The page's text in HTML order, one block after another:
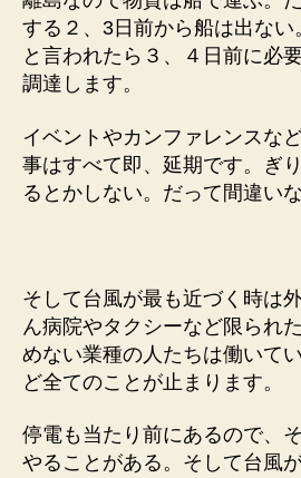
する２、3日前から船は出ない
と言われたら３、４日前に必
調達します。
イベントやカンファレンスな
事はすべて即、延期です。ぎ
るとかしない。だって間違い
そして台風が最も近づく時は
ん病院やタクシーなど限られ
めない業種の人たちは働いて
ど全てのことが止まります。
停電も当たり前にあるので、
やることがある。そして台風